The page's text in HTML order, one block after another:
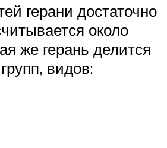
герани достаточно
около
же герань делится
видов: